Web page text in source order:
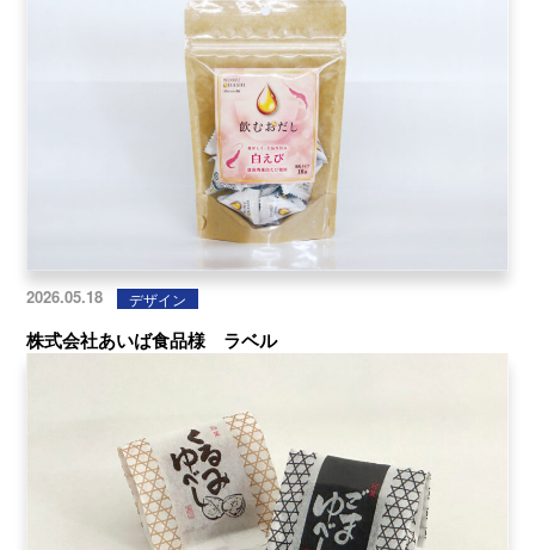
2026.05.18 デザイン
株式会社あいば食品様 ラベル